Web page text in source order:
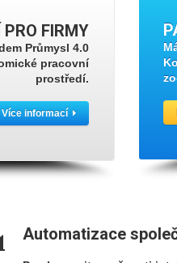
PRO FIRMY
Průmysl 4.0
pracovní
prostředí.
Více informací
Automatizace